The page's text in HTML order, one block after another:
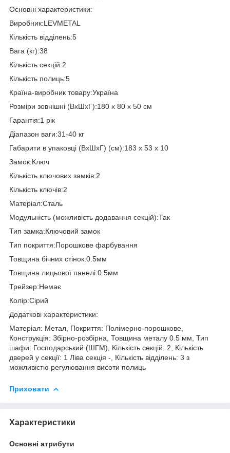
Основні характеристики:
Виробник:LEVMETAL
Кількість відділень:5
Вага (кг):38
Кількість секцій:2
Кількість полиць:5
Країна-виробник товару:Україна
Розміри зовнішні (ВхШхГ):180 х 80 х 50 см
Гарантія:1 рік
Діапазон ваги:31-40 кг
Габарити в упаковці (ВхШхГ) (см):183 х 53 х 10
Замок:Ключ
Кількість ключових замків:2
Кількість ключів:2
Матеріал:Сталь
Модульність (можливість додавання секцій):Так
Тип замка:Ключовий замок
Тип покриття:Порошкове фарбування
Товщина бічних стінок:0.5мм
Товщина лицьової панелі:0.5мм
Трейзер:Немає
Колір:Сірий
Додаткові характеристики:
Матеріал: Метал, Покриття: Полімерно-порошкове,
Конструкція: Збірно-розбірна, Товщина металу 0.5 мм, Тип
шафи: Господарський (ШГМ), Кількість секцій: 2, Кількість
дверей у секції: 1 Ліва секція -, Кількість відділень: 3 з
можливістю регулювання висоти полиць
Приховати
Характеристики
Основні атрибути